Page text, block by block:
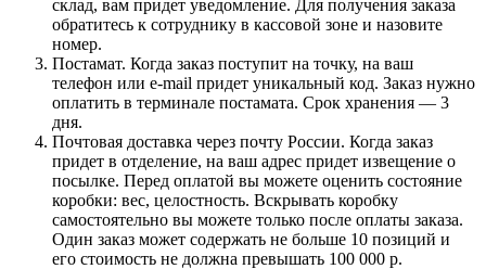
склад, вам придет уведомление. Для получения заказа
обратитесь к сотруднику в кассовой зоне и назовите
номер.
Постамат. Когда заказ поступит на точку, на ваш
телефон или e-mail придет уникальный код. Заказ нужно
оплатить в терминале постамата. Срок хранения — 3
дня.
Почтовая доставка через почту России. Когда заказ
придет в отделение, на ваш адрес придет извещение о
посылке. Перед оплатой вы можете оценить состояние
коробки: вес, целостность. Вскрывать коробку
самостоятельно вы можете только после оплаты заказа.
Один заказ может содержать не больше 10 позиций и
его стоимость не должна превышать 100 000 р.